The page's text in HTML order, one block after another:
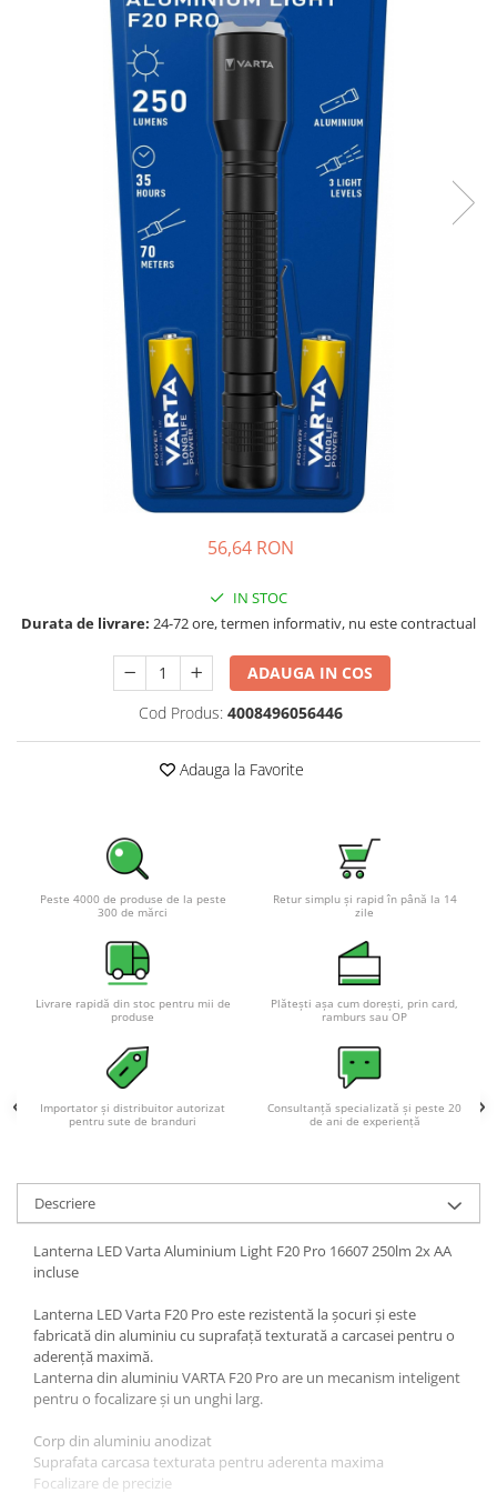
Incarcatoare acumulatori
Panouri fotovoltaice si accesorii
Panouri fotovoltaice
Sisteme prindere panouri
Invertoare Hibrid
Invertoare On-grid
Invertoare Off-grid
Controlere solare
Convertoare de tensiune
Sisteme de stocare energie
Pachete complete stocare energie
Sisteme de Stocare Comerciale
Sisteme fotovoltaice de putere
Sisteme fotovoltaice profesionale
Pachete sisteme fotovoltaice
Statii de incarcare vehicule
Prize de incarcare vehicule
electrice
Turbine eoliene pentru casă
Acumulatori VRLA AGM/GEL /
Tractiune / LiFePo4
Baterii si acumulatori gel si VRLA
Baterii si acumulatori AGM VRLA
de 6-12 V
GEL
AGM
Li-Ion
Deep Cycle - Tractiune/Semi-
Tractiune
Marine & Caravan
APC
Pachete acumulatori VRLA
Sisteme de management (BMS)
56,64 RON
IN STOC
Durata de livrare: 24-72 ore, termen informativ, nu este contractual
ADAUGA IN COS
Cod Produs: 4008496056446
Adauga la Favorite
Peste 4000 de produse de la peste
300 de mărci
Retur simplu și rapid în până la 14
zile
Livrare rapidă din stoc pentru mii de
produse
Plătești așa cum dorești, prin card,
ramburs sau OP
Importator și distribuitor autorizat
pentru sute de branduri
Consultanță specializată și peste 20
de ani de experiență
Descriere
Lanterna LED Varta Aluminium Light F20 Pro 16607 250lm 2x AA
incluse
Lanterna LED Varta F20 Pro este rezistentă la șocuri și este
fabricată din aluminiu cu suprafață texturată a carcasei pentru o
aderență maximă.
Lanterna din aluminiu VARTA F20 Pro are un mecanism inteligent
pentru o focalizare și un unghi larg.
Corp din aluminiu anodizat
Suprafata carcasa texturata pentru aderenta maxima
Focalizare de precizie